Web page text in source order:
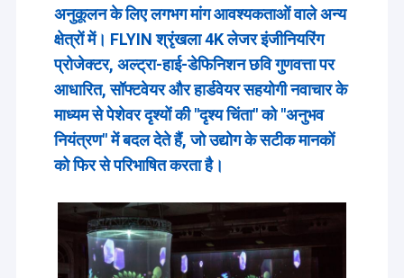
अनुकूलन के लिए लगभग मांग आवश्यकताओं वाले अन्य
क्षेत्रों में। FLYIN श्रृंखला 4K लेजर इंजीनियरिंग
प्रोजेक्टर, अल्ट्रा-हाई-डेफिनिशन छवि गुणवत्ता पर
आधारित, सॉफ्टवेयर और हार्डवेयर सहयोगी नवाचार के
माध्यम से पेशेवर दृश्यों की "दृश्य चिंता" को "अनुभव
नियंत्रण" में बदल देते हैं, जो उद्योग के सटीक मानकों
को फिर से परिभाषित करता है।